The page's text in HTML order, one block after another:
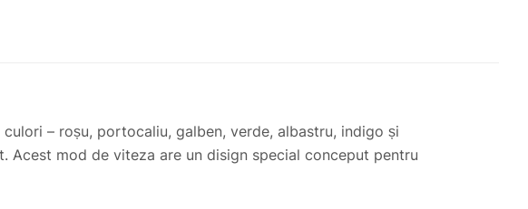
– roșu, portocaliu, galben, verde, albastru, indigo și
Acest mod de viteza are un disign special conceput pentru